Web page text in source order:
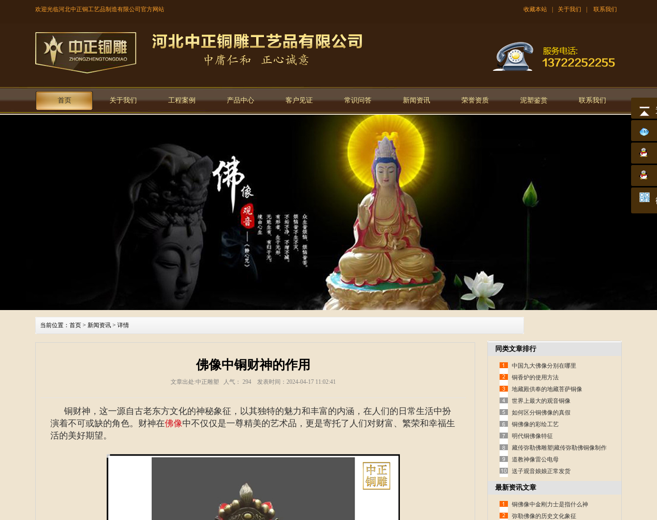
欢迎光临河北中正铜工艺品制造有限公司官方网站 收藏本站 关于我们 联系我们
首页 关于我们 工程案例 产品中心 客户见证 常识问答 新闻资讯 荣誉资质 泥塑鉴赏 联系我们
当前位置： 首页 > 新闻资讯 > 详情
佛像中铜财神的作用
文章出处:中正雕塑 人气： 294 发表时间：2024-04-17 11:02:41
铜财神，这一源自古老东方文化的神秘象征，以其独特的魅力和丰富的内涵，在人们的日常生活中扮
演着不可或缺的角色。财神在佛像中不仅仅是一尊精美的艺术品，更是寄托了人们对财富、繁荣和幸福生
活的美好期望。
同类文章排行
中国九大佛像分别在哪里
铜香炉的使用方法
地藏殿供奉的地藏菩萨铜像
世界上最大的观音铜像
如何区分铜佛像的真假
铜佛像的彩绘工艺
明代铜佛像特征
藏传弥勒佛雕塑|藏传弥勒佛铜像制作
道教神像雷公电母
送子观音娘娘正常发货
最新资讯文章
铜佛像中金刚力士是指什么神
弥勒佛像的历史文化象征